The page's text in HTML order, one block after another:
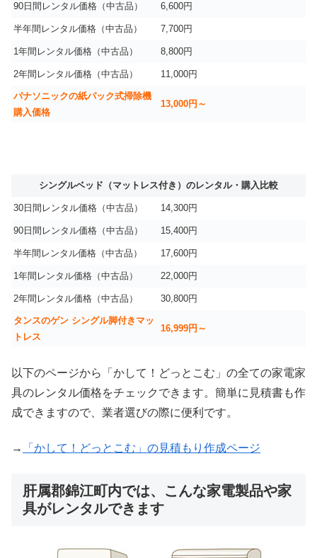
90日間レンタル価格（中古品） 6,600円
半年間レンタル価格（中古品） 7,700円
1年間レンタル価格（中古品） 8,800円
2年間レンタル価格（中古品） 11,000円
パナソニックの紙パック式掃除機
購入価格
13,000円～
シングルベッド（マットレス付き）のレンタル・購入比較
30日間レンタル価格（中古品） 14,300円
90日間レンタル価格（中古品） 15,400円
半年間レンタル価格（中古品） 17,600円
1年間レンタル価格（中古品） 22,000円
2年間レンタル価格（中古品） 30,800円
タンスのゲン シングル脚付きマッ
トレス
16,999円～
以下のページから「かして！どっとこむ」の全ての家電家
具のレンタル価格をチェックできます。簡単に見積書も作
成できますので、業者選びの際に便利です。
→ 「かして！どっとこむ」の見積もり作成ページ
肝属郡錦江町内では、こんな家電製品や家
具がレンタルできます